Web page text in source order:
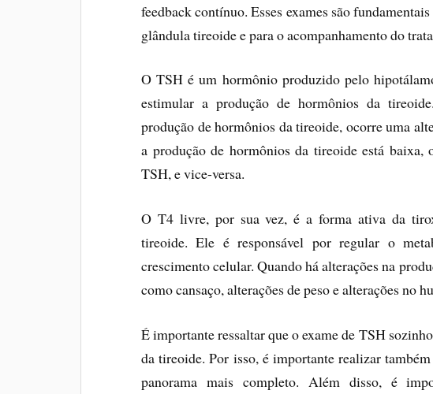
feedback contínuo. Esses exames são
glândula tireoide e para o acompanhamento do
O TSH é um hormônio produzido pelo
estimular a produção de hormônios da
produção de hormônios da tireoide, ocorre uma
a produção de hormônios da tireoide está baixa,
TSH, e vice-versa.
O T4 livre, por sua vez, é a forma ativa da
tireoide. Ele é responsável por regular o
crescimento celular. Quando há alterações na
como cansaço, alterações de peso e alterações no
É importante ressaltar que o exame de TSH
da tireoide. Por isso, é importante realizar
panorama mais completo. Além disso, é